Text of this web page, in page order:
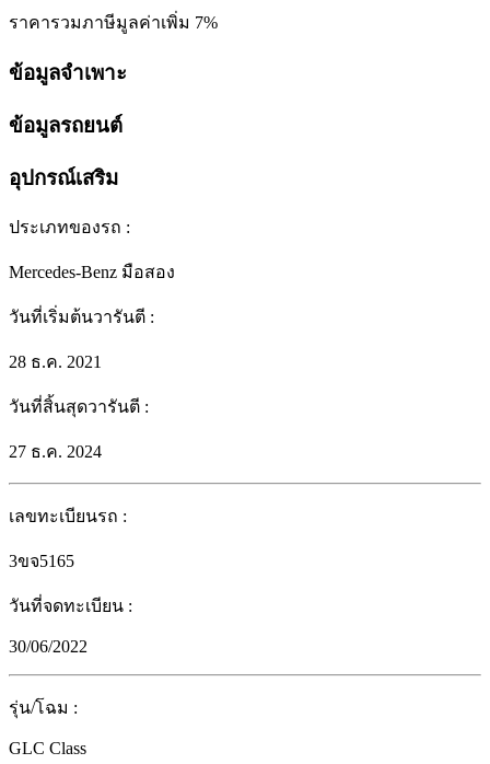
ราคารวมภาษีมูลค่าเพิ่ม 7%
ข้อมูลจำเพาะ
ข้อมูลรถยนต์
อุปกรณ์เสริม
ประเภทของรถ :
Mercedes-Benz มือสอง
วันที่เริ่มต้นวารันตี :
28 ธ.ค. 2021
วันที่สิ้นสุดวารันตี :
27 ธ.ค. 2024
เลขทะเบียนรถ :
3ขจ5165
วันที่จดทะเบียน :
30/06/2022
รุ่น/โฉม :
GLC Class